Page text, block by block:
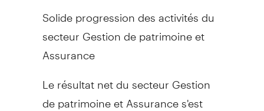
Solide progression des activités du
secteurGestion depatrimoine et
Assurance
Le résultat net du secteurGestion
depatrimoine et Assurance s'est